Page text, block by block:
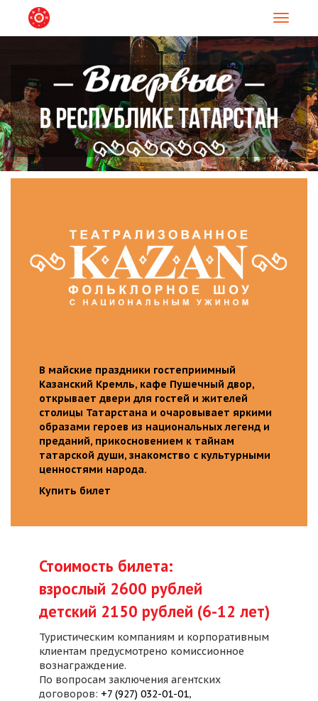
В майские праздники гостеприимный
Казанский Кремль, кафе Пушечный двор,
открывает двери для гостей и жителей
столицы Татарстана и очаровывает яркими
образами героев из национальных легенд и
преданий, прикосновением к тайнам
татарской души, знакомство с культурными
ценностями народа.
Купить билет
Стоимость билета:
взрослый 2600 рублей
детский 2150 рублей (6-12 лет)
Туристическим компаниям и корпоративным
клиентам предусмотрено комиссионное
вознаграждение.
По вопросам заключения агентских
договоров: +7 (927) 032-01-01,